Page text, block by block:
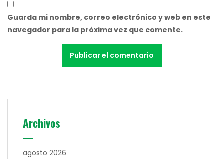
Guarda mi nombre, correo electrónico y web en este
navegador para la próxima vez que comente.
Archivos
agosto 2026